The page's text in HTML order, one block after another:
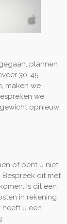
plannen
30-45
maken we
we
opnieuw
of bent u niet
dit met
Is dit een
in rekening
heeft u een